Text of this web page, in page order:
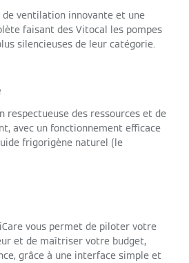
de ventilation innovante et une
faisant des Vitocal les pompes
silencieuses de leur catégorie.
respectueuse des ressources et de
avec un fonctionnement efficace
frigorigène naturel (le
vous permet de piloter votre
et de maîtriser votre budget,
grâce à une interface simple et